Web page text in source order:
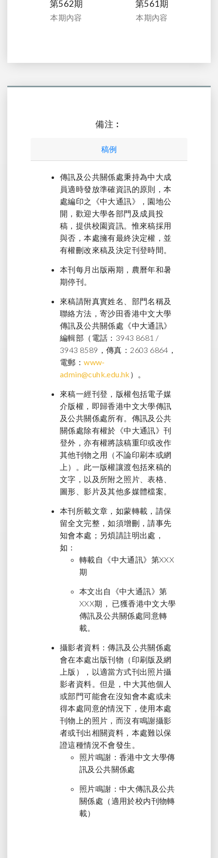
第562期
本期內容
第561期
本期內容
備注︰
稿例
傳訊及公共關係處秉持為中大成
員適時發放準確資訊的原則，本
處編印之《中大通訊》，園地公
開，歡迎大學各部門及成員投
稿，提供校園資訊。惟來稿採用
與否，本處擁有最終決定權，並
有權刪改來稿及決定刊登時間。
本刊每月出版兩期，農曆年和暑
期停刊。
來稿請附真實姓名、部門名稱及
聯絡方法，寄沙田香港中文大學
傳訊及公共關係處《中大通訊》
編輯部（電話：3943 8681 /
3943 8589，傳真：2603 6864，
電郵：www-
admin@cuhk.edu.hk ）。
來稿一經刊登，版權包括電子媒
介版權，即歸香港中文大學傳訊
及公共關係處所有。傳訊及公共
關係處除有權於《中大通訊》刊
登外，亦有權將該稿重印或改作
其他刊物之用（不論印刷本或網
上）。此一版權讓渡包括來稿的
文字，以及所附之照片、表格、
圖形、影片及其他多媒體檔案。
本刊所載文章，如蒙轉載，請保
留全文完整，如須增刪，請事先
知會本處；另煩請註明出處，
如：
轉載自《中大通訊》第XXX
期
本文出自《中大通訊》第
XXX期， 已獲香港中文大學
傳訊及公共關係處同意轉
載。
攝影者資料：傳訊及公共關係處
會在本處出版刊物（印刷版及網
上版），以適當方式刊出照片攝
影者資料。但是，中大其他個人
或部門可能會在沒知會本處或未
得本處同意的情況下，使用本處
刊物上的照片，而沒有鳴謝攝影
者或刊出相關資料，本處難以保
證這種情況不會發生。
照片鳴謝：香港中文大學傳
訊及公共關係處
照片鳴謝：中大傳訊及公共
關係處（適用於校内刊物轉
載）